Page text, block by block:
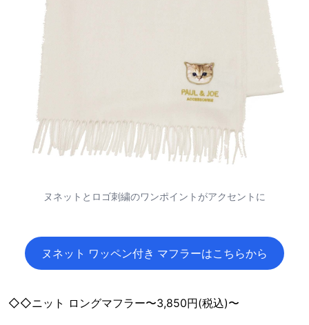
ヌネットとロゴ刺繍のワンポイントがアクセントに
ヌネット ワッペン付き マフラーはこちらから
◇◇ニット ロングマフラー〜3,850円(税込)〜